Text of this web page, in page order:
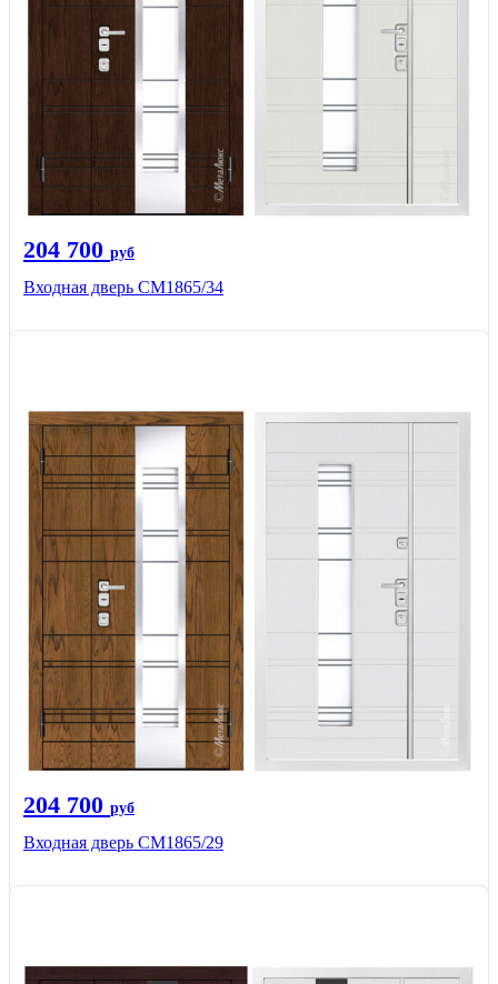
204 700 руб
Входная дверь СМ1865/34
204 700 руб
Входная дверь СМ1865/29